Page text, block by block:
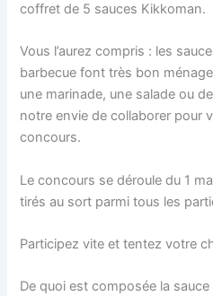
coffret de 5 sauces Kikkoman.
Vous l’aurez compris : les
barbecue font très bon
une marinade, une salade ou
notre envie de collaborer pour
concours.
Le concours se déroule du 1
tirés au sort parmi tous les
Participez vite et tentez votre
De quoi est composée la